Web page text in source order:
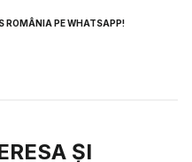
ROMÂNIA PE WHATSAPP!
ȘI